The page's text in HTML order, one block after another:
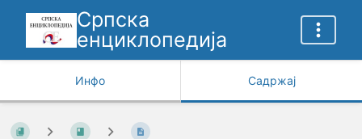
Српска
енциклопедија
Инфо Садржај